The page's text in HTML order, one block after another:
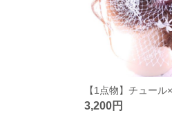
3,200円